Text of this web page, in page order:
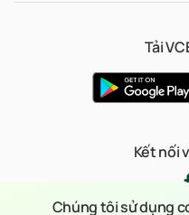
Tải
Kết nối
Chúng tôi sử dụng